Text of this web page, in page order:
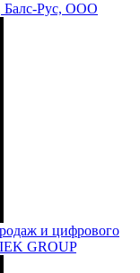
Балс-Рус, ООО
и цифрового
IEK GROUP